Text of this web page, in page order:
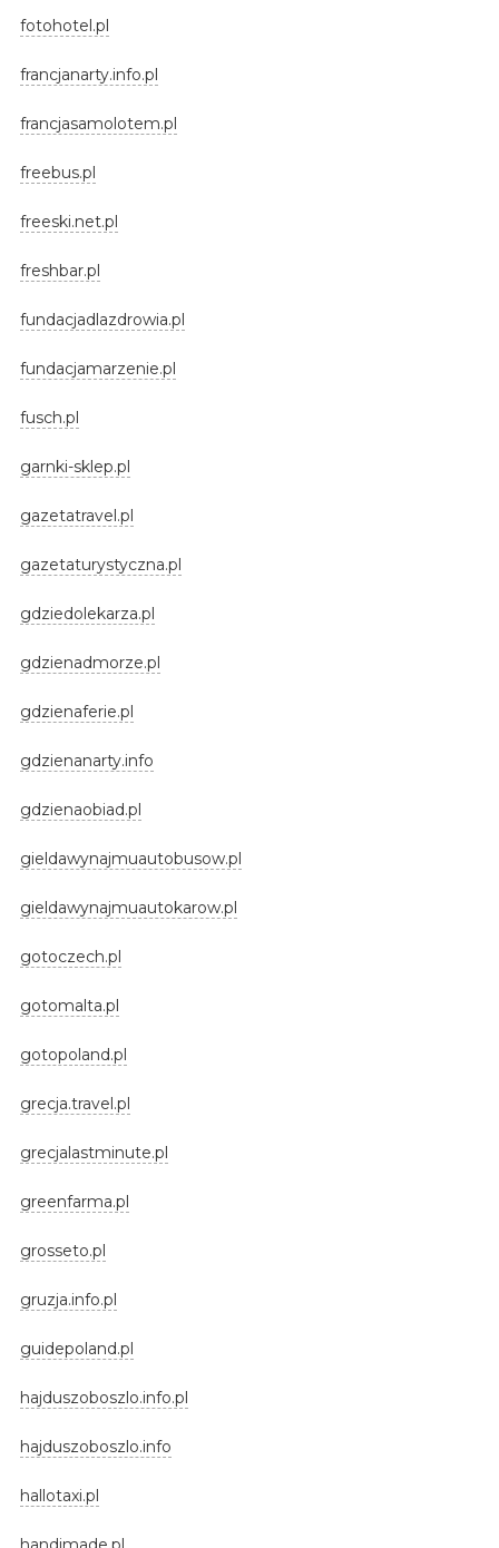
fotohotel.pl
francjanarty.info.pl
francjasamolotem.pl
freebus.pl
freeski.net.pl
freshbar.pl
fundacjadlazdrowia.pl
fundacjamarzenie.pl
fusch.pl
garnki-sklep.pl
gazetatravel.pl
gazetaturystyczna.pl
gdziedolekarza.pl
gdzienadmorze.pl
gdzienaferie.pl
gdzienanarty.info
gdzienaobiad.pl
gieldawynajmuautobusow.pl
gieldawynajmuautokarow.pl
gotoczech.pl
gotomalta.pl
gotopoland.pl
grecja.travel.pl
grecjalastminute.pl
greenfarma.pl
grosseto.pl
gruzja.info.pl
guidepoland.pl
hajduszoboszlo.info.pl
hajduszoboszlo.info
hallotaxi.pl